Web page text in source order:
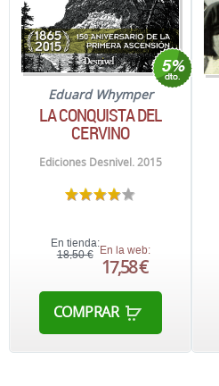
Eduard Whymper
LA CONQUISTA DEL
CERVINO
Ediciones Desnivel. 2015
En tienda:
18,50 € En la web:
17,58 €
COMPRAR